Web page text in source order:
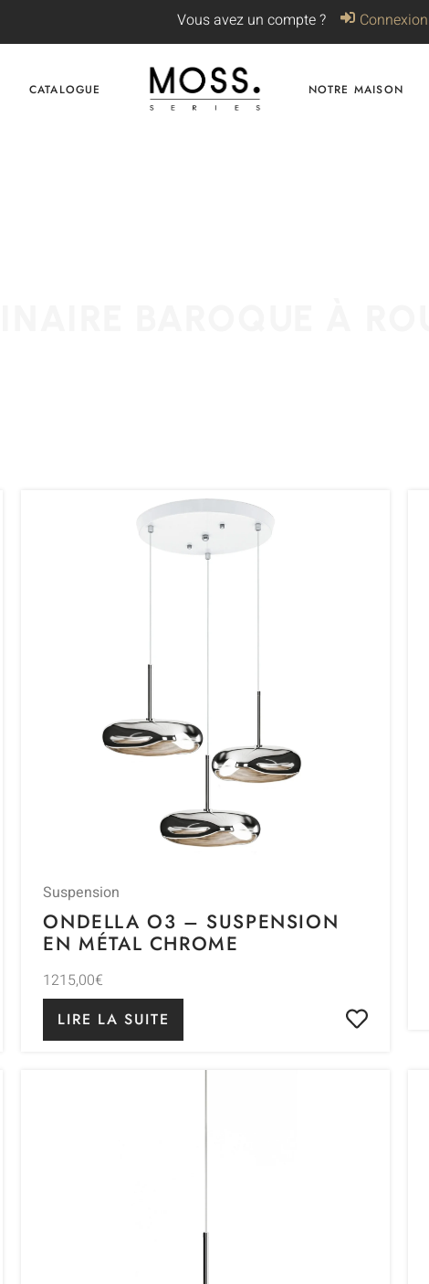
Vous avez un compte ? Connexion
CATALOGUE NOTRE MAISON
Suspension
ONDELLA O3 – SUSPENSION
EN MÉTAL CHROME
1215,00€
LIRE LA SUITE